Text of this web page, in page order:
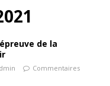
de la
Commentaires